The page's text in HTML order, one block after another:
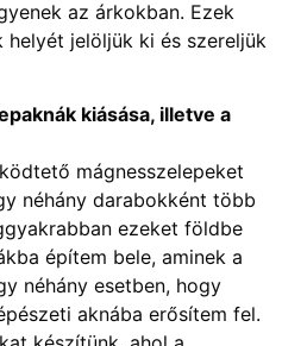
az árkokban. Ezek
jelöljük ki és szereljük
kiásása, illetve a
mágnesszelepeket
néhány darabokként több
ezeket földbe
építem bele, aminek a
néhány esetben, hogy
aknába erősítem fel.